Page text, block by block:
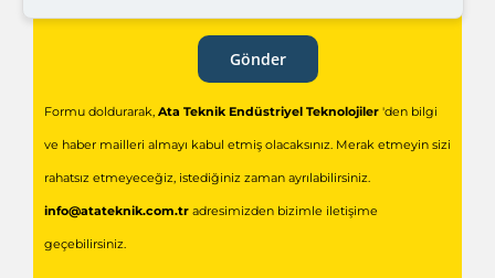
Gönder
Formu doldurarak, Ata Teknik Endüstriyel Teknolojiler'den bilgi
ve haber mailleri almayı kabul etmiş olacaksınız. Merak etmeyin sizi
rahatsız etmeyeceğiz, istediğiniz zaman ayrılabilirsiniz.
info@atateknik.com.tradresimizden bizimle iletişime
geçebilirsiniz.